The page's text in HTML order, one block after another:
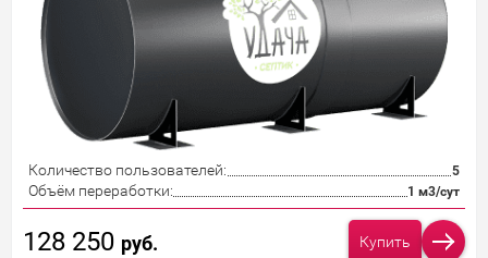
Количество пользователей: 5
Объём переработки: 1 м3/сут
128 250 руб. Купить